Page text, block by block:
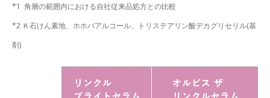
*1 角層の範囲内における自社従来品処方との比較
*2 Ｋ石けん素地、ホホバアルコール、トリステアリン酸デカグリセリル(基
剤)